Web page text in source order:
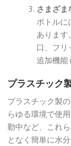
さまざま
ボトルに
あります
口、フリ
追加機能
プラスチック
プラスチック製
らゆる環境で使
勤中など、これ
となく簡単に水